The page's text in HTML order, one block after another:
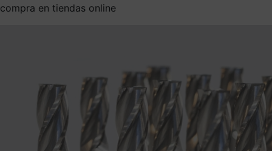
compra en tiendas online